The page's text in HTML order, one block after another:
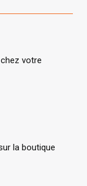
votre
la boutique